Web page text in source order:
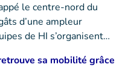
le centre-nord du
d’une ampleur
de HI s’organisent…